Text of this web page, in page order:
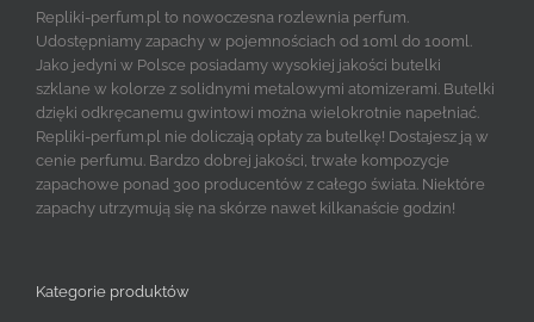
Repliki-perfum.pl to nowoczesna rozlewnia perfum.
Udostępniamy zapachy w pojemnościach od 10ml do 100ml.
Jako jedyni w Polsce posiadamy wysokiej jakości butelki
szklane w kolorze z solidnymi metalowymi atomizerami. Butelki
dzięki odkręcanemu gwintowi można wielokrotnie napełniać.
Repliki-perfum.pl nie doliczają opłaty za butelkę! Dostajesz ją w
cenie perfumu. Bardzo dobrej jakości, trwałe kompozycje
zapachowe ponad 300 producentów z całego świata. Niektóre
zapachy utrzymują się na skórze nawet kilkanaście godzin!
Kategorie produktów